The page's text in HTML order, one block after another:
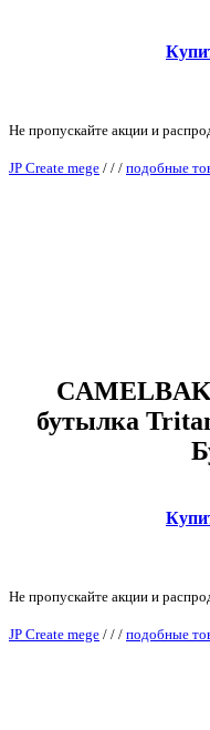
Не пропускайте акции и
JP Create mege / / / подобные
бутылка
Не пропускайте акции и
JP Create mege / / / подобные